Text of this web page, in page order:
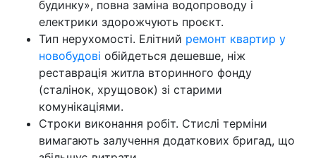
будинку», повна заміна водопроводу і
електрики здорожчують проєкт.
Тип нерухомості. Елітний ремонт квартир у
новобудові обійдеться дешевше, ніж
реставрація житла вторинного фонду
(сталінок, хрущовок) зі старими
комунікаціями.
Строки виконання робіт. Стислі терміни
вимагають залучення додаткових бригад, що